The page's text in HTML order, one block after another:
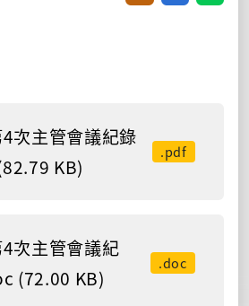
次主管會議紀錄
KB)
.pdf
次主管會議紀
(72.00 KB)
.doc